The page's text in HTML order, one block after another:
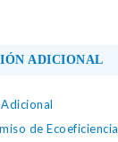
ADICIONAL
de Ecoeficiencia